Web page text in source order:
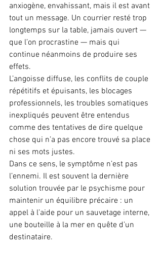
anxiogène, envahissant, mais il est avant
tout un message. Un courrier resté trop
longtemps sur la table, jamais ouvert —
que l’on procrastine — mais qui
continue néanmoins de produire ses
effets.
L’angoisse diffuse, les conflits de couple
répétitifs et épuisants, les blocages
professionnels, les troubles somatiques
inexpliqués peuvent être entendus
comme des tentatives de dire quelque
chose qui n’a pas encore trouvé sa place
ni ses mots justes.
Dans ce sens, le symptôme n’est pas
l’ennemi. Il est souvent la dernière
solution trouvée par le psychisme pour
maintenir un équilibre précaire : un
appel à l’aide pour un sauvetage interne,
une bouteille à la mer en quête d’un
destinataire.